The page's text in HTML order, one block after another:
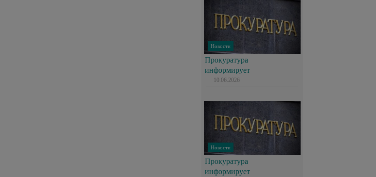
Новости
Прокуратура
информирует
10.06.2026
Новости
Прокуратура
информирует